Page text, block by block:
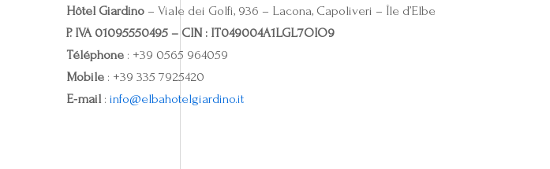
Hôtel Giardino – Viale dei Golfi, 936 – Lacona, Capoliveri – Île d’Elbe
P. IVA 01095550495 – CIN : IT049004A1LGL7OIO9
Téléphone : +39 0565 964059
Mobile : +39 335 7925420
E‑mail : info@elbahotelgiardino.it